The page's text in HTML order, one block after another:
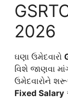
2026
ઘણા ઉમેદવારો
વિશે જાણવા
ઉમેદવારોને
Fixed Salary